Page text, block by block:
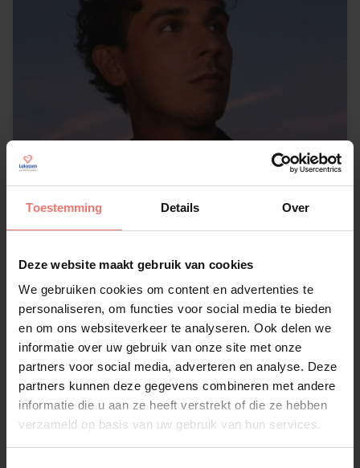
Toestemming Details Over
Deze website maakt gebruik van cookies
We gebruiken cookies om content en advertenties te
personaliseren, om functies voor social media te bieden
en om ons websiteverkeer te analyseren. Ook delen we
informatie over uw gebruik van onze site met onze
partners voor social media, adverteren en analyse. Deze
partners kunnen deze gegevens combineren met andere
informatie die u aan ze heeft verstrekt of die ze hebben
verzameld op basis van uw gebruik van hun services.
Nielson
op aanvraag
Lees meer